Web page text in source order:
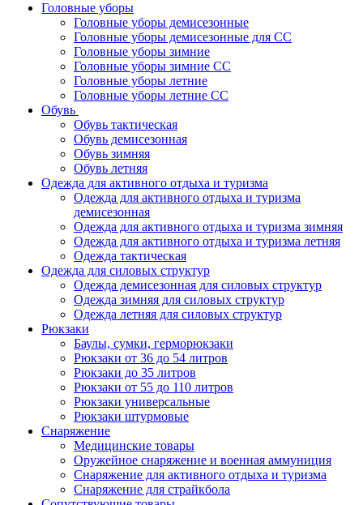
Головные уборы
Головные уборы демисезонные
Головные уборы демисезонные для СС
Головные уборы зимние
Головные уборы зимние СС
Головные уборы летние
Головные уборы летние СС
Обувь
Обувь тактическая
Обувь демисезонная
Обувь зимняя
Обувь летняя
Одежда для активного отдыха и туризма
Одежда для активного отдыха и туризма
демисезонная
Одежда для активного отдыха и туризма зимняя
Одежда для активного отдыха и туризма летняя
Одежда тактическая
Одежда для силовых структур
Одежда демисезонная для силовых структур
Одежда зимняя для силовых структур
Одежда летняя для силовых структур
Рюкзаки
Баулы, сумки, герморюкзаки
Рюкзаки от 36 до 54 литров
Рюкзаки до 35 литров
Рюкзаки от 55 до 110 литров
Рюкзаки универсальные
Рюкзаки штурмовые
Снаряжение
Медицинские товары
Оружейное снаряжение и военная аммуниция
Снаряжение для активного отдыха и туризма
Снаряжение для страйкбола